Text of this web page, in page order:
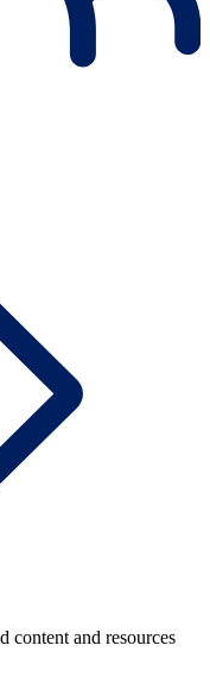
content and resources